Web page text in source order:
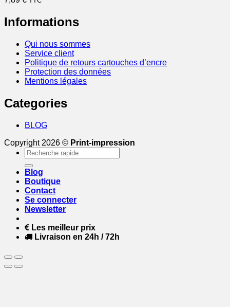
Informations
Qui nous sommes
Service client
Politique de retours cartouches d’encre
Protection des données
Mentions légales
Categories
BLOG
Copyright 2026 © Print-impression
Recherche
pour :
Blog
Boutique
Contact
Se connecter
Newsletter
Les meilleur prix
Livraison en 24h / 72h